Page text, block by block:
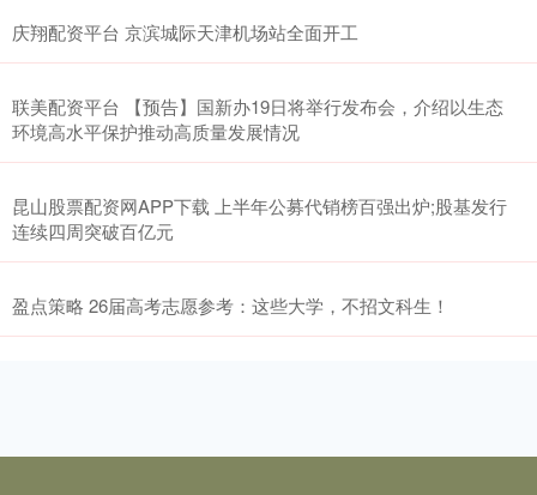
庆翔配资平台 京滨城际天津机场站全面开工
联美配资平台 【预告】国新办19日将举行发布会，介绍以生态
环境高水平保护推动高质量发展情况
昆山股票配资网APP下载 上半年公募代销榜百强出炉;股基发行
连续四周突破百亿元
盈点策略 26届高考志愿参考：这些大学，不招文科生！